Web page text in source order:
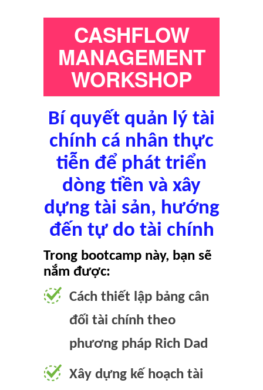
CASHFLOW
MANAGEMENT
WORKSHOP
Bí quyết quản lý tài
chính cá nhân thực
tiễn để phát triển
dòng tiền và xây
dựng tài sản, hướng
đến tự do tài chính
Trong bootcamp này, bạn sẽ
nắm được:
Cách thiết lập bảng cân
đối tài chính theo
phương pháp Rich Dad
Xây dựng kế hoạch tài